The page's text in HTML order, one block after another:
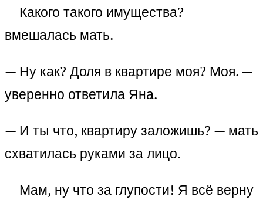
— Какого такого имущества? —
вмешалась мать.
— Ну как? Доля в квартире моя? Моя. —
уверенно ответила Яна.
— И ты что, квартиру заложишь? — мать
схватилась руками за лицо.
— Мам, ну что за глупости! Я всё верну